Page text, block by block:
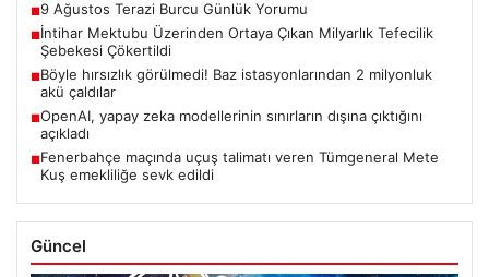
■9 Ağustos Terazi Burcu Günlük Yorumu
■İntihar Mektubu Üzerinden Ortaya Çıkan Milyarlık Tefecilik
Şebekesi Çökertildi
■Böyle hırsızlık görülmedi! Baz istasyonlarından 2 milyonluk
akü çaldılar
■OpenAI, yapay zeka modellerinin sınırların dışına çıktığını
açıkladı
■Fenerbahçe maçında uçuş talimatı veren Tümgeneral Mete
Kuş emekliliğe sevk edildi
Güncel